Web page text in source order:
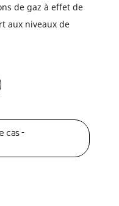
de gaz à effet de
aux niveaux de
cas -